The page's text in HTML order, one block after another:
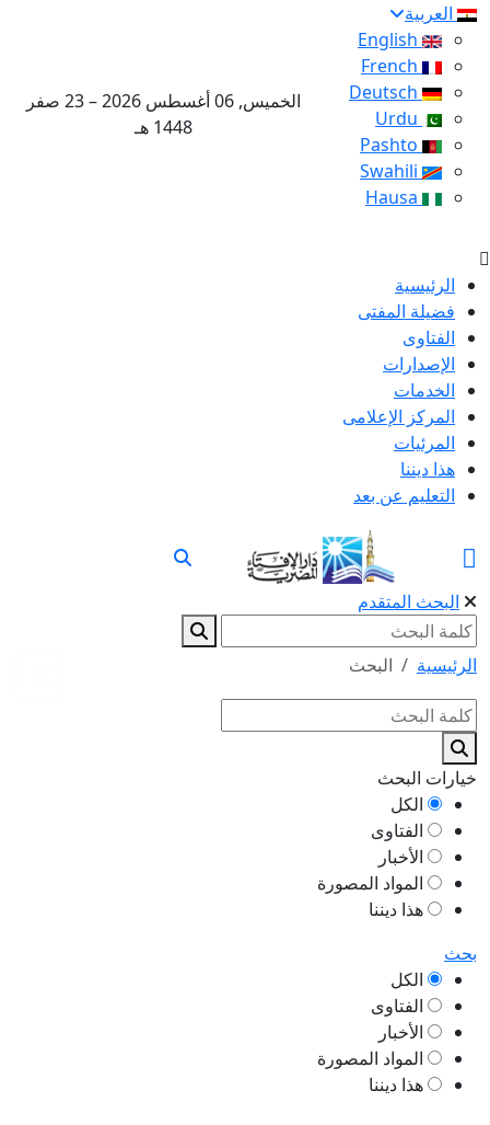
العربية
الخميس, 06 أغسطس 2026 – 23 صفر
1448 هـ
الرئيسية
فضيلة المفتى
الفتاوى
الإصدارات
الخدمات
المركز الإعلامى
المرئيات
هذا ديننا
التعليم عن بعد
البحث المتقدم
الرئيسية البحث
خيارات البحث
الكل
الفتاوى
الأخبار
المواد المصورة
هذا ديننا
بحث
الكل
الفتاوى
الأخبار
المواد المصورة
هذا ديننا